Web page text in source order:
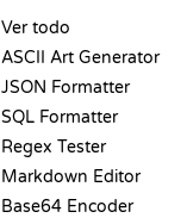
Ver todo
ASCII Art Generator
JSON Formatter
SQL Formatter
Regex Tester
Markdown Editor
Base64 Encoder